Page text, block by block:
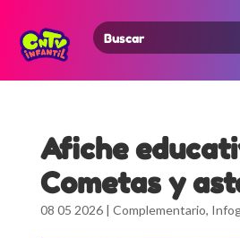
Search
for:
Afiche
Cometas y
08 05 2026| Complementario,